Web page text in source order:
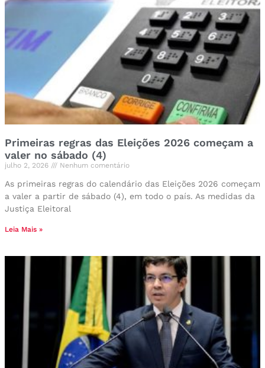
Primeiras regras das Eleições 2026 começam a
valer no sábado (4)
julho 2, 2026 Nenhum comentário
As primeiras regras do calendário das Eleições 2026 começam
a valer a partir de sábado (4), em todo o país. As medidas da
Justiça Eleitoral
Leia Mais »